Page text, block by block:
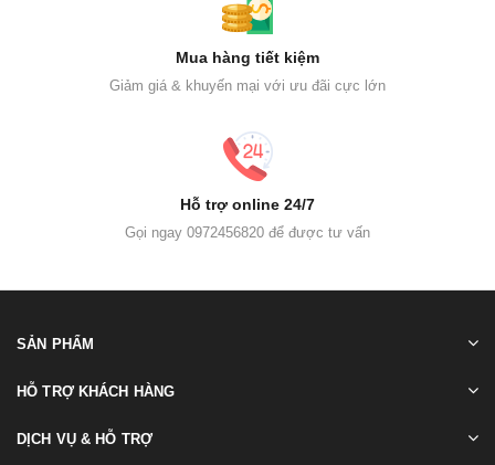
Mua hàng tiết kiệm
Giảm giá & khuyến mại với ưu đãi cực lớn
Hỗ trợ online 24/7
Gọi ngay 0972456820 để được tư vấn
SẢN PHẨM
HỖ TRỢ KHÁCH HÀNG
DỊCH VỤ & HỖ TRỢ